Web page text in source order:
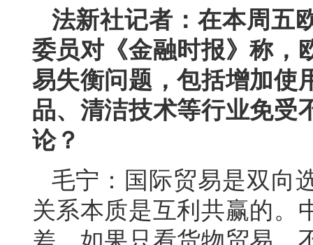
法新社记者：在本周五
委员对《金融时报》称，
易失衡问题，包括增加使
品、清洁技术等行业免受
论？
毛宁：国际贸易是双向
关系本质是互利共赢的。